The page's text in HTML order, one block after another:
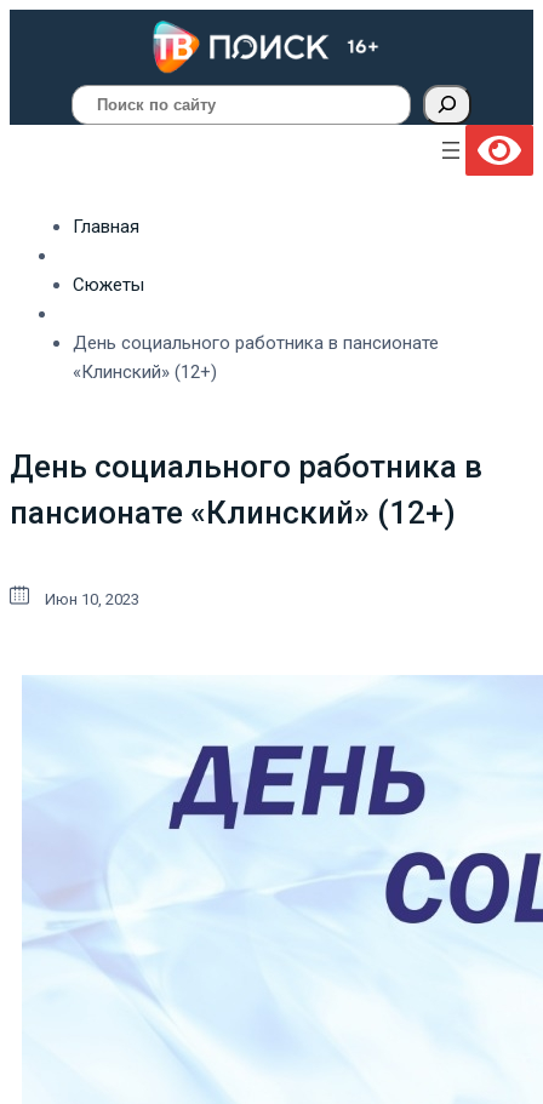
Поиск
Главная
Сюжеты
День социального работника в пансионате
«Клинский» (12+)
День социального работника в
пансионате «Клинский» (12+)
Июн 10, 2023